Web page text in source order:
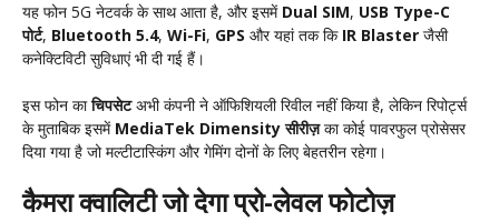
यह फोन 5G नेटवर्क के साथ आता है, और इसमें Dual SIM, USB Type-C
पोर्ट, Bluetooth 5.4, Wi-Fi, GPS और यहां तक कि IR Blaster जैसी
कनेक्टिविटी सुविधाएं भी दी गई हैं।
इस फोन काचिपसेटअभी कंपनी ने ऑफिशियली रिवील नहीं किया है, लेकिन रिपोर्ट्स
के मुताबिक इसमें MediaTek Dimensity सीरीज़का कोई पावरफुल प्रोसेसर
दिया गया है जो मल्टीटास्किंग और गेमिंग दोनों के लिए बेहतरीन रहेगा।
कैमरा क्वालिटी जो देगा प्रो-लेवल फोटोज़